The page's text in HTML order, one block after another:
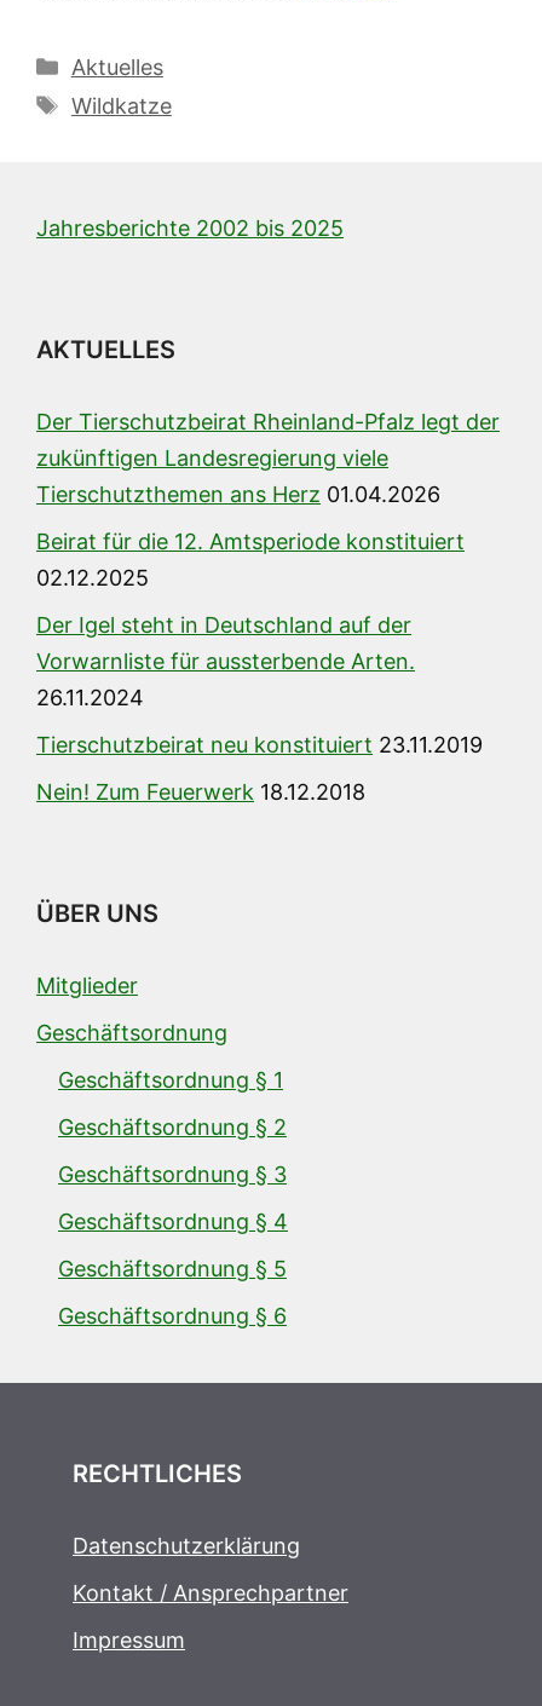
Kategorien
Aktuelles
Schlagwörter
Wildkatze
Jahresberichte 2002 bis 2025
AKTUELLES
Der Tierschutzbeirat Rheinland-Pfalz legt der
zukünftigen Landesregierung viele
Tierschutzthemen ans Herz 01.04.2026
Beirat für die 12. Amtsperiode konstituiert
02.12.2025
Der Igel steht in Deutschland auf der
Vorwarnliste für aussterbende Arten.
26.11.2024
Tierschutzbeirat neu konstituiert 23.11.2019
Nein! Zum Feuerwerk 18.12.2018
ÜBER UNS
Mitglieder
Geschäftsordnung
Geschäftsordnung § 1
Geschäftsordnung § 2
Geschäftsordnung § 3
Geschäftsordnung § 4
Geschäftsordnung § 5
Geschäftsordnung § 6
RECHTLICHES
Datenschutzerklärung
Kontakt / Ansprechpartner
Impressum